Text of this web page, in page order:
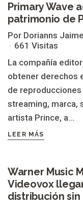
Primary Wave
patrimonio de
Por Dorianns
661 Visitas
La compañía
obtener derechos
de
streaming, marca,
artista Prince, a...
LEER MÁS
Warner Music
Videovox
distribución